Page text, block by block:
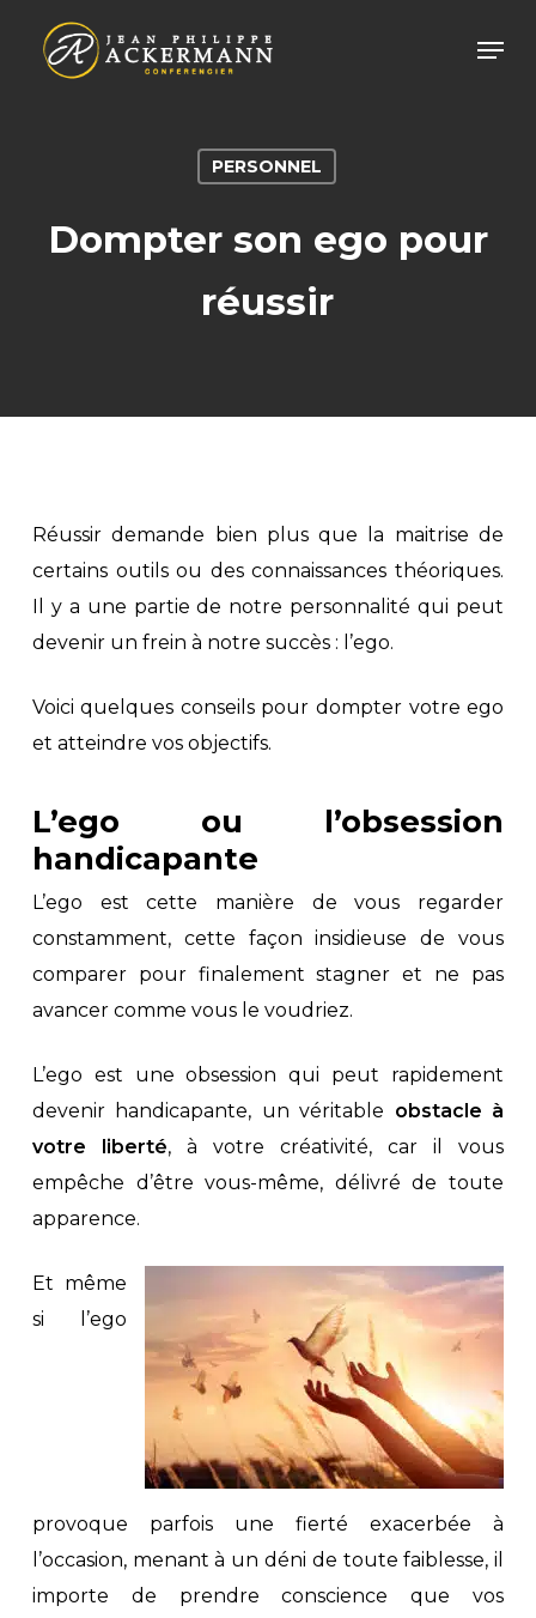
PERSONNEL
Dompter son ego pour
réussir
Réussir demande bien plus que la maitrise de
certains outils ou des connaissances théoriques.
Il y a une partie de notre personnalité qui peut
devenir un frein à notre succès : l’ego.
Voici quelques conseils pour dompter votre ego
et atteindre vos objectifs.
L’ego ou l’obsession
handicapante
L’ego est cette manière de vous regarder
constamment, cette façon insidieuse de vous
comparer pour finalement stagner et ne pas
avancer comme vous le voudriez.
L’ego est une obsession qui peut rapidement
devenir handicapante, un véritable obstacle à
votre liberté, à votre créativité, car il vous
empêche d’être vous-même, délivré de toute
apparence.
Et même
si l’ego
provoque parfois une fierté exacerbée à
l’occasion, menant à un déni de toute faiblesse, il
importe de prendre conscience que vos